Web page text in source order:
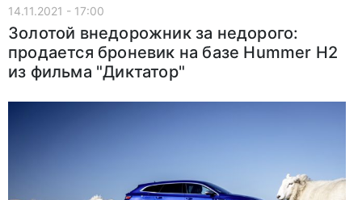
14.11.2021 - 17:00
Золотой внедорожник за недорого:
продается броневик на базе Hummer H2
из фильма "Диктатор"